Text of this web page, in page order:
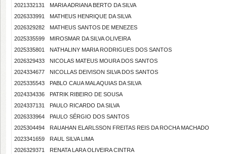
2021332131
MARIA ADRIANA BERTO DA SILVA
2026333991
MATHEUS HENRIQUE DA SILVA
2026329282
MATHEUS SANTOS DE MENEZES
2025335599
MIROSMAR DA SILVA OLIVEIRA
2025335801
NATHALINY MARIA RODRIGUES DOS SANTOS
2026329433
NICOLAS MATEUS MOURA DOS SANTOS
2024334677
NICOLLAS DEIVISON SILVA DOS SANTOS
2025335543
PABLO CAUA MALAQUIAS DA SILVA
2024334336
PATRIK RIBEIRO DE SOUSA
2024337131
PAULO RICARDO DA SILVA
2026333964
PAULO SÉRGIO DOS SANTOS
2025304494
RAUAHAN ELARLSSON FREITAS REIS DA ROCHA MACHADO
2023341659
RAUL SILVA LIMA
2026329371
RENATA LARA OLIVEIRA CINTRA